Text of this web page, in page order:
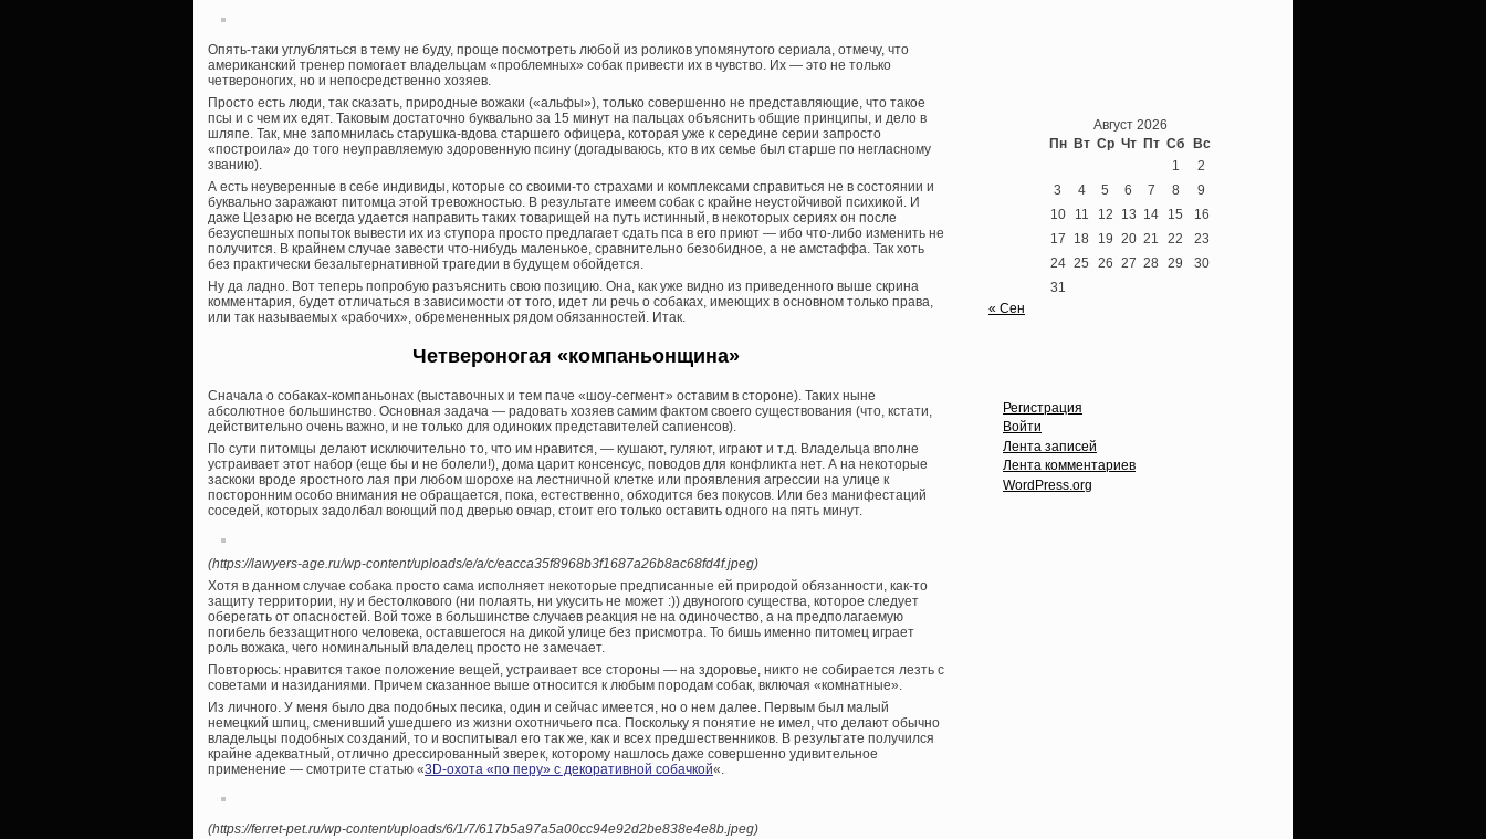
Опять-таки углубляться в тему не буду, проще посмотреть любой из роликов упомянутого сериала, отмечу, что
американский тренер помогает владельцам «проблемных» собак привести их в чувство. Их — это не только
четвероногих, но и непосредственно хозяев.
Просто есть люди, так сказать, природные вожаки («альфы»), только совершенно не представляющие, что такое
псы и с чем их едят. Таковым достаточно буквально за 15 минут на пальцах объяснить общие принципы, и дело в
шляпе. Так, мне запомнилась старушка-вдова старшего офицера, которая уже к середине серии запросто
«построила» до того неуправляемую здоровенную псину (догадываюсь, кто в их семье был старше по негласному
званию).
А есть неуверенные в себе индивиды, которые со своими-то страхами и комплексами справиться не в состоянии и
буквально заражают питомца этой тревожностью. В результате имеем собак с крайне неустойчивой психикой. И
даже Цезарю не всегда удается направить таких товарищей на путь истинный, в некоторых сериях он после
безуспешных попыток вывести их из ступора просто предлагает сдать пса в его приют — ибо что-либо изменить не
получится. В крайнем случае завести что-нибудь маленькое, сравнительно безобидное, а не амстаффа. Так хоть
без практически безальтернативной трагедии в будущем обойдется.
Ну да ладно. Вот теперь попробую разъяснить свою позицию. Она, как уже видно из приведенного выше скрина
комментария, будет отличаться в зависимости от того, идет ли речь о собаках, имеющих в основном только права,
или так называемых «рабочих», обремененных рядом обязанностей. Итак.
Четвероногая «компаньонщина»
Сначала о собаках-компаньонах (выставочных и тем паче «шоу-сегмент» оставим в стороне). Таких ныне
абсолютное большинство. Основная задача — радовать хозяев самим фактом своего существования (что, кстати,
действительно очень важно, и не только для одиноких представителей сапиенсов).
По сути питомцы делают исключительно то, что им нравится, — кушают, гуляют, играют и т.д. Владельца вполне
устраивает этот набор (еще бы и не болели!), дома царит консенсус, поводов для конфликта нет. А на некоторые
заскоки вроде яростного лая при любом шорохе на лестничной клетке или проявления агрессии на улице к
посторонним особо внимания не обращается, пока, естественно, обходится без покусов. Или без манифестаций
соседей, которых задолбал воющий под дверью овчар, стоит его только оставить одного на пять минут.
(https://lawyers-age.ru/wp-content/uploads/e/a/c/eacca35f8968b3f1687a26b8ac68fd4f.jpeg)
Хотя в данном случае собака просто сама исполняет некоторые предписанные ей природой обязанности, как-то
защиту территории, ну и бестолкового (ни полаять, ни укусить не может :)) двуногого существа, которое следует
оберегать от опасностей. Вой тоже в большинстве случаев реакция не на одиночество, а на предполагаемую
погибель беззащитного человека, оставшегося на дикой улице без присмотра. То бишь именно питомец играет
роль вожака, чего номинальный владелец просто не замечает.
Повторюсь: нравится такое положение вещей, устраивает все стороны — на здоровье, никто не собирается лезть с
советами и назиданиями. Причем сказанное выше относится к любым породам собак, включая «комнатные».
Из личного. У меня было два подобных песика, один и сейчас имеется, но о нем далее. Первым был малый
немецкий шпиц, сменивший ушедшего из жизни охотничьего пса. Поскольку я понятие не имел, что делают обычно
владельцы подобных созданий, то и воспитывал его так же, как и всех предшественников. В результате получился
крайне адекватный, отлично дрессированный зверек, которому нашлось даже совершенно удивительное
применение — смотрите статью «3D-охота «по перу» с декоративной собачкой«.
(https://ferret-pet.ru/wp-content/uploads/6/1/7/617b5a97a5a00cc94e92d2be838e4e8b.jpeg)
Август 2026
Пн Вт Ср Чт Пт Сб Вс
1
2
3
4 5 6 7 8
9
10
11 12 13 14 15
16
17
18 19 20 21 22
23
24 25 26 27 28 29
30
31
« Сен
Регистрация
Войти
Лента записей
Лента комментариев
WordPress.org